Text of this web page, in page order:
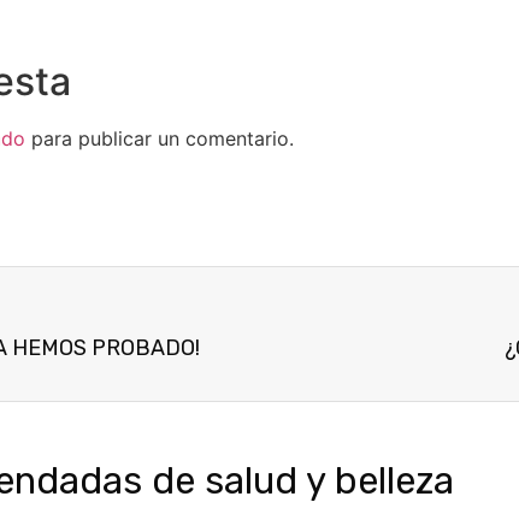
para publicar un comentario.
HEMOS PROBADO!
de salud y belleza